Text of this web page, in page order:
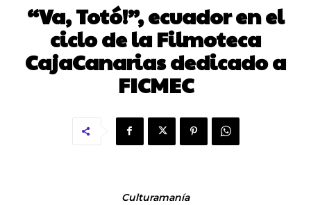
“Va, Totó!”, ecuador en el
ciclo de la Filmoteca
CajaCanarias dedicado a
FICMEC
Culturamanía